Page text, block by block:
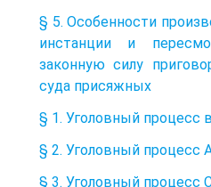
§ 5. Особенности
инстанции и
законную силу
суда присяжных
§ 1. Уголовный процесс
§ 2. Уголовный процесс
§ 3. Уголовный процесс